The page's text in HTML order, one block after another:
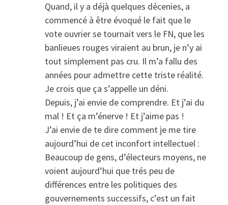
Quand, il y a déjà quelques décenies, a
commencé à être évoqué le fait que le
vote ouvrier se tournait vers le FN, que les
banlieues rouges viraient au brun, je n’y ai
tout simplement pas cru. Il m’a fallu des
années pour admettre cette triste réalité.
Je crois que ça s’appelle un déni.
Depuis, j’ai envie de comprendre. Et j’ai du
mal ! Et ça m’énerve ! Et j’aime pas !
J’ai envie de te dire comment je me tire
aujourd’hui de cet inconfort intellectuel :
Beaucoup de gens, d’électeurs moyens, ne
voient aujourd’hui que trés peu de
différences entre les politiques des
gouvernements successifs, c’est un fait